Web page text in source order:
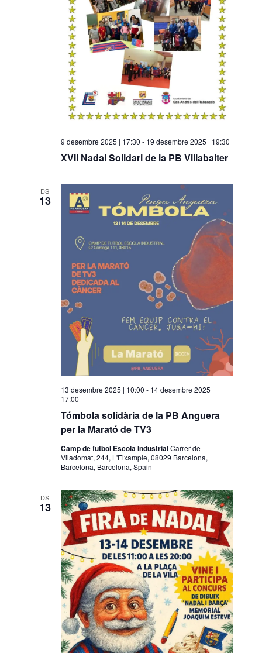
a
v
e
g
a
c
i
ó
v
i
s
u
a
l
i
z
a
o
n
s
E
e
n
i
XVII Nadal Solidari de la PB Villabalter
9 desembre 2025 | 17:30 - 19 desembre 2025 | 19:30
DS
13
Tómbola solidària de la PB Anguera
per la Marató de TV3
13 desembre 2025 | 10:00 - 14 desembre 2025 |
17:00
Camp de futbol Escola IndustrialCarrer de
Viladomat, 244, L'Eixample, 08029 Barcelona,
Barcelona, Barcelona, Spain
DS
13